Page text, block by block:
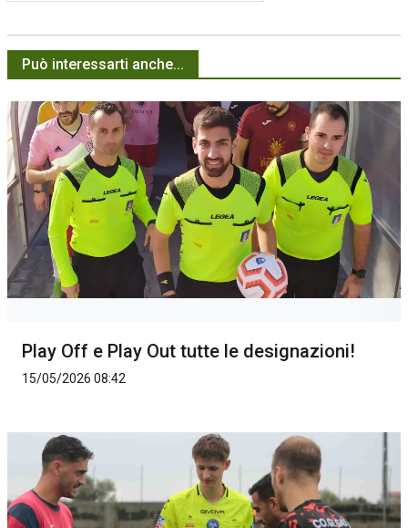
Può interessarti anche...
Play Off e Play Out tutte le designazioni!
15/05/2026 08:42